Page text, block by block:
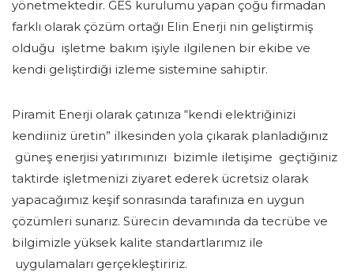
yönetmektedir. GES kurulumu yapan çoğu firmadan
farklı olarak çözüm ortağı Elin Enerji nin geliştirmiş
olduğu işletme bakım işiyle ilgilenen bir ekibe ve
kendi geliştirdiği izleme sistemine sahiptir.
Piramit Enerji olarak çatınıza “kendi elektriğinizi
kendiiniz üretin” ilkesinden yola çıkarak planladığınız
güneş enerjisi yatırımınızı bizimle iletişime geçtiğiniz
taktirde işletmenizi ziyaret ederek ücretsiz olarak
yapacağımız keşif sonrasında tarafınıza en uygun
çözümleri sunarız. Sürecin devamında da tecrübe ve
bilgimizle yüksek kalite standartlarımız ile
uygulamaları gerçekleştiririz.